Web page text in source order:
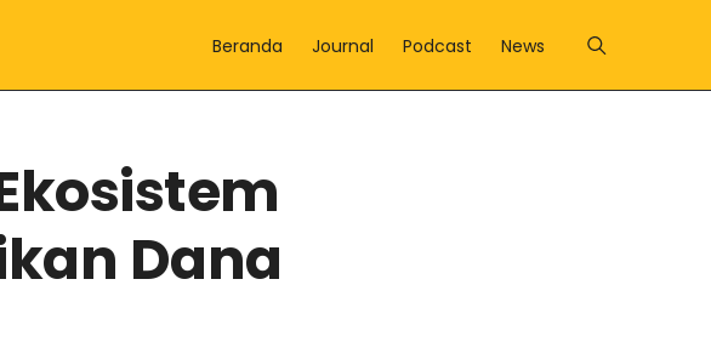
Beranda Journal Podcast News
Dana